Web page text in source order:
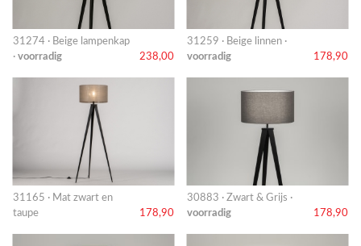
31274 · Beige lampenkap
· voorradig 238,00
31259 · Beige linnen ·
voorradig
178,90
31165 · Mat zwart en
taupe
178,90
30883 · Zwart & Grijs ·
voorradig
178,90